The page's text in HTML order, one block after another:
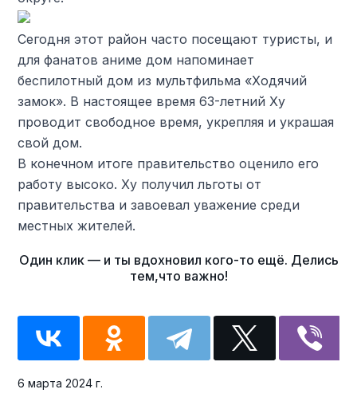
Сегодня этот район часто посещают туристы, и
для фанатов аниме дом напоминает
беспилотный дом из мультфильма «Ходячий
замок». В настоящее время 63-летний Ху
проводит свободное время, укрепляя и украшая
свой дом.
В конечном итоге правительство оценило его
работу высоко. Ху получил льготы от
правительства и завоевал уважение среди
местных жителей.
6 марта 2024 г.